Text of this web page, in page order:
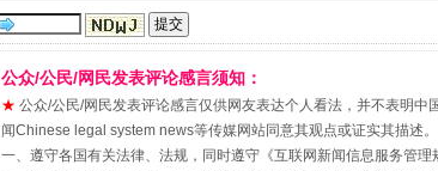
国家大学科技园优化重塑工作
公众/公民/网民发表评论感言须知：
★ 公众/公民/网民发表评论感言仅供网友表达个人看法，并不表明
闻Chinese legal system news等传媒网站同意其观点或证实其描述
一、遵守各国有关法律、法规，同时遵守《互联网新闻信息服务管理